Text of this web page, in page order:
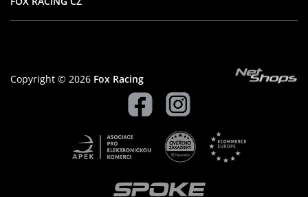
Copyright © 2026 Fox Racing